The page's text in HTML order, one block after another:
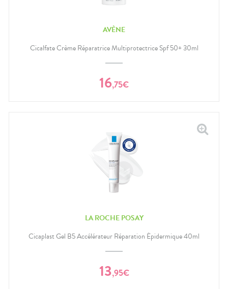
AVÈNE
Cicalfate Crème Réparatrice Multiprotectrice Spf 50+ 30ml
16,75€
LA ROCHE POSAY
Cicaplast Gel B5 Accélérateur Réparation Épidermique 40ml
13,95€